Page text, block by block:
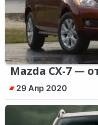
Mazda CX-7 —
29 Апр 2020